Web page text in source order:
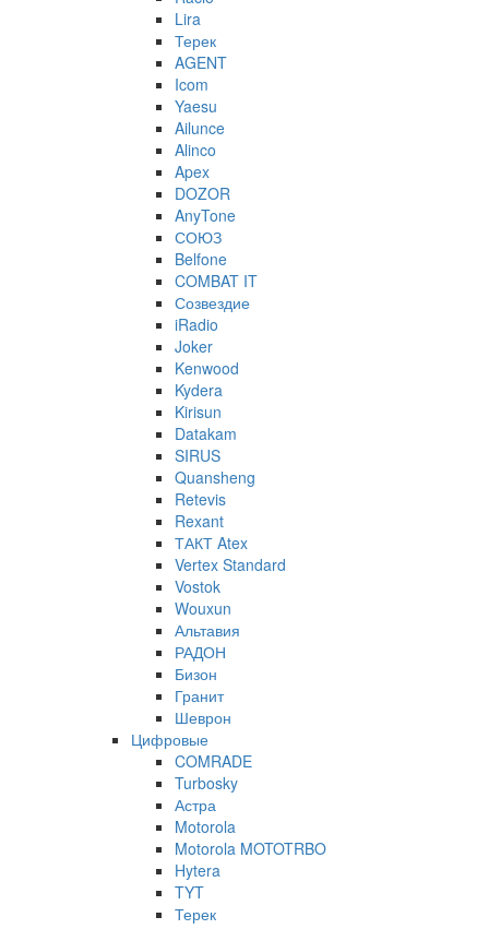
Lira
Терек
AGENT
Icom
Yaesu
Ailunce
Alinco
Apex
DOZOR
AnyTone
СОЮЗ
Belfone
COMBAT IT
Созвездие
iRadio
Joker
Kenwood
Kydera
Kirisun
Datakam
SIRUS
Quansheng
Retevis
Rexant
ТАКТ Atex
Vertex Standard
Vostok
Wouxun
Альтавия
РАДОН
Бизон
Гранит
Шеврон
Цифровые
COMRADE
Turbosky
Астра
Motorola
Motorola MOTOTRBO
Hytera
TYT
Терек